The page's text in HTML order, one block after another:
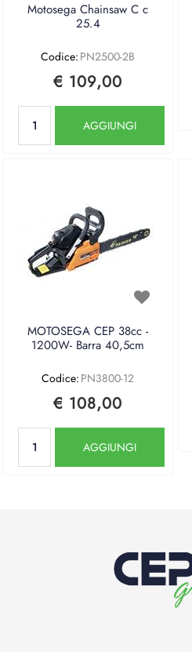
Motosega Chainsaw C c
25.4
Codice: PN2500-2B
€ 109,00
AGGIUNGI
MOTOSEGA CEP 38cc -
1200W- Barra 40,5cm
Codice: PN3800-12
€ 108,00
AGGIUNGI